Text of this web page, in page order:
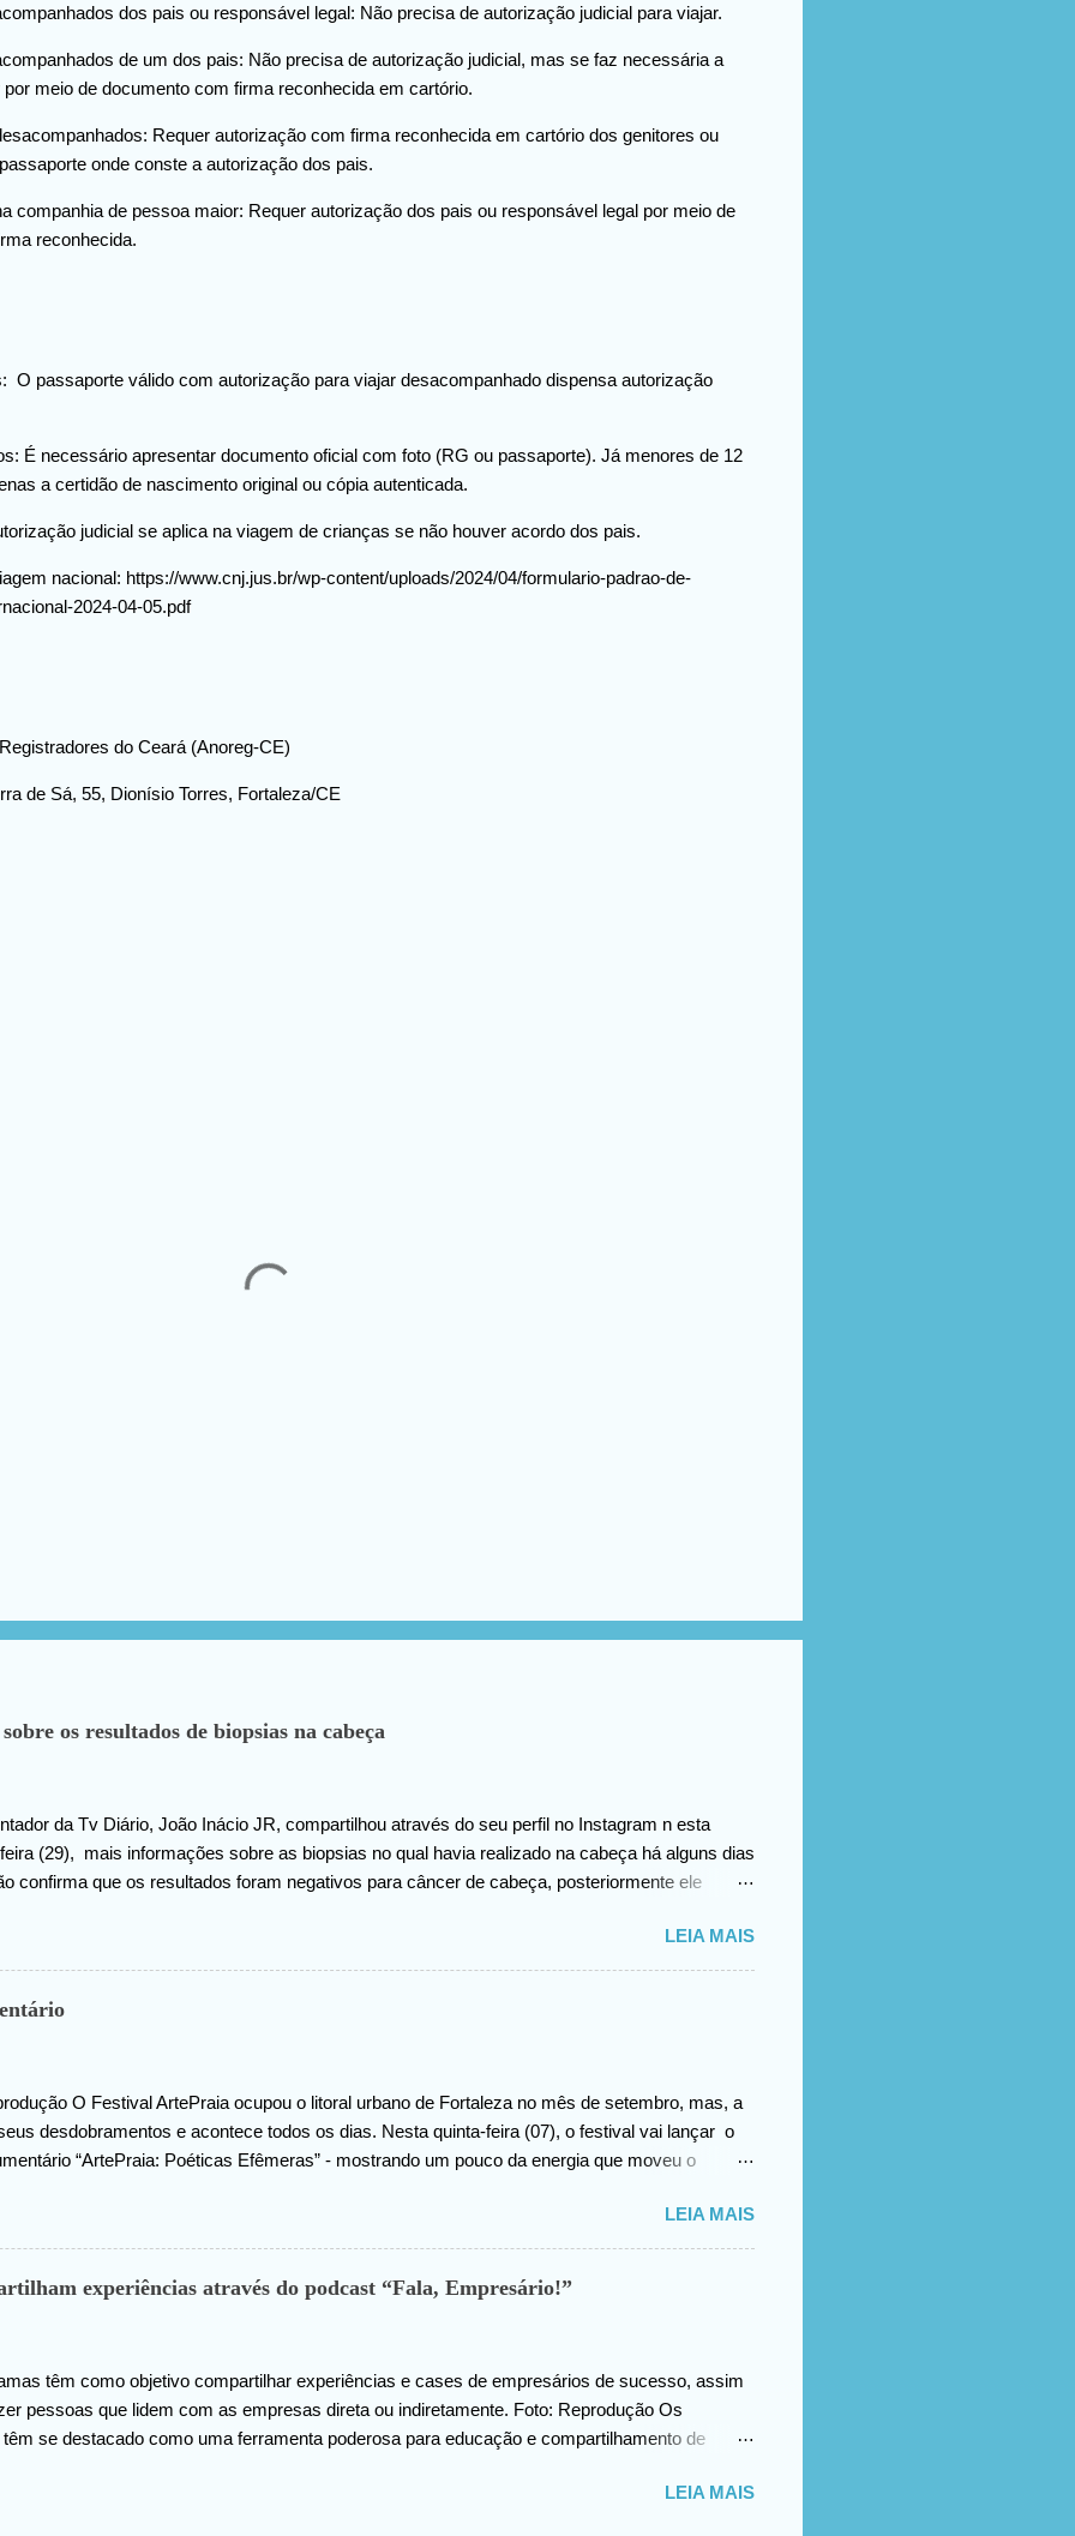
dos pais ou responsável legal: Não precisa de autorização judicial para viajar.
de um dos pais: Não precisa de autorização judicial, mas se faz necessária a
meio de documento com firma reconhecida em cartório.
Requer autorização com firma reconhecida em cartório dos genitores ou
onde conste a autorização dos pais.
companhia de pessoa maior: Requer autorização dos pais ou responsável legal por meio de
reconhecida.
O passaporte válido com autorização para viajar desacompanhado dispensa autorização
É necessário apresentar documento oficial com foto (RG ou passaporte). Já menores de 12
a certidão de nascimento original ou cópia autenticada.
judicial se aplica na viagem de crianças se não houver acordo dos pais.
nacional: https://www.cnj.jus.br/wp-content/uploads/2024/04/formulario-padrao-de-
2024-04-05.pdf
do Ceará (Anoreg-CE)
de Sá, 55, Dionísio Torres, Fortaleza/CE
os resultados de biopsias na cabeça
da Tv Diário, João Inácio JR, compartilhou através do seu perfil no Instagram n esta
(29), mais informações sobre as biopsias no qual havia realizado na cabeça há alguns dias
confirma que os resultados foram negativos para câncer de cabeça, posteriormente ele
LEIA MAIS
O Festival ArtePraia ocupou o litoral urbano de Fortaleza no mês de setembro, mas, a
desdobramentos e acontece todos os dias. Nesta quinta-feira (07), o festival vai lançar o
“ArtePraia: Poéticas Efêmeras” - mostrando um pouco da energia que moveu o
mais diversos sentimentos: espanto, pertencimento, questionamentos, memórias afetivas e
de como se fazer e vivenciar a arte. “Estamos muito felizes com o resultado. E uma das
é sempre documentar, através do audiovisual, os registros das intervenções
em uma outra camada de apreciação em arte . Fortaleza é uma cidade que abraçou nossa
LEIA MAIS
experiências através do podcast “Fala, Empresário!”
têm como objetivo compartilhar experiências e cases de empresários de sucesso, assim
pessoas que lidem com as empresas direta ou indiretamente. Foto: Reprodução Os
se destacado como uma ferramenta poderosa para educação e compartilhamento de
desde debates acadêmicos e discussões científicas até histórias inspiradoras e dicasLEIA MAIS